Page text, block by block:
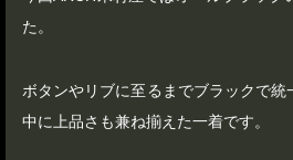
た。
ボタンやリブに至るまでブラックで
中に上品さも兼ね揃えた一着です。